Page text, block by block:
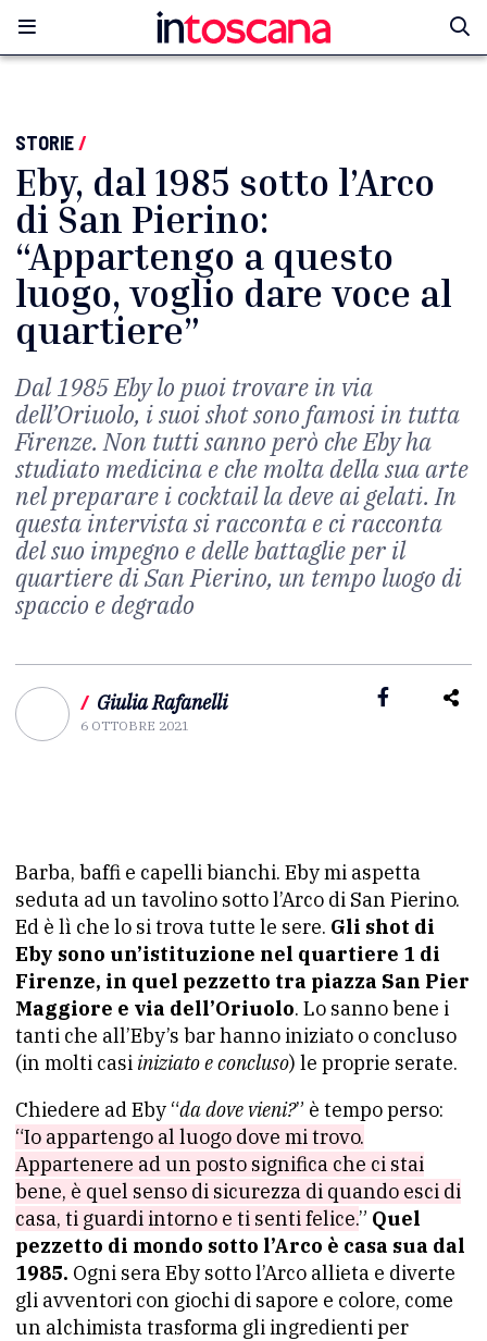
STORIE/
Eby, dal 1985 sotto l’Arco
di San Pierino:
“Appartengo a questo
luogo, voglio dare voce al
quartiere”
Dal 1985 Eby lo puoi trovare in via
dell’Oriuolo, i suoi shot sono famosi in tutta
Firenze. Non tutti sanno però che Eby ha
studiato medicina e che molta della sua arte
nel preparare i cocktail la deve ai gelati. In
questa intervista si racconta e ci racconta
del suo impegno e delle battaglie per il
quartiere di San Pierino, un tempo luogo di
spaccio e degrado
/ Giulia Rafanelli
6 OTTOBRE 2021
Barba, baffi e capelli bianchi. Eby mi aspetta
seduta ad un tavolino sotto l’Arco di San Pierino.
Ed è lì che lo si trova tutte le sere. Gli shot di
Eby sono un’istituzione nel quartiere 1 di
Firenze, in quel pezzetto tra piazza San Pier
Maggiore e via dell’Oriuolo. Lo sanno bene i
tanti che all’Eby’s bar hanno iniziato o concluso
(in molti casi iniziato e concluso) le proprie serate.
Chiedere ad Eby “da dove vieni?” è tempo perso:
“Io appartengo al luogo dove mi trovo.
Appartenere ad un posto significa che ci stai
bene, è quel senso di sicurezza di quando esci di
casa, ti guardi intorno e ti senti felice.” Quel
pezzetto di mondo sotto l’Arco è casa sua dal
1985. Ogni sera Eby sotto l’Arco allieta e diverte
gli avventori con giochi di sapore e colore, come
un alchimista trasforma gli ingredienti per